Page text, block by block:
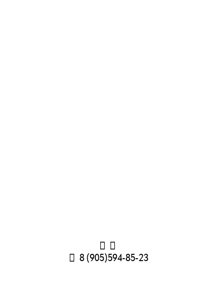
8 (905)594-85-23